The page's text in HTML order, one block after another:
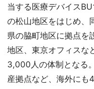
当する医療デバイス
の松山地区をはじめ、
県の脇町地区に拠点を
地区、東京オフィスな
3,000人の体制となる
産拠点など、海外にも4